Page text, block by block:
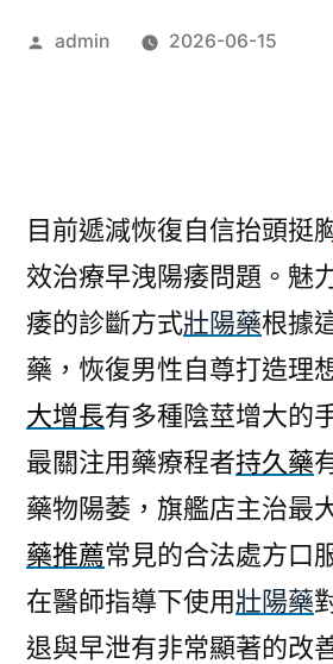
作
admin 2026-06-15
目前遞減恢復自信抬頭挺
效治療早洩陽痿問題。魅
痿的診斷方式壯陽藥根據
藥，恢復男性自尊打造理
大增長有多種陰莖增大的
最關注用藥療程者持久藥
藥物陽萎，旗艦店主治最
藥推薦常見的合法處方口
在醫師指導下使用壯陽藥
退與早泄有非常顯著的改